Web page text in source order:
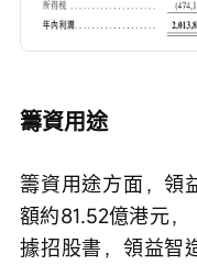
籌資用途
籌資用途方面，領
額約81.52億港元，
據招股書，領益智